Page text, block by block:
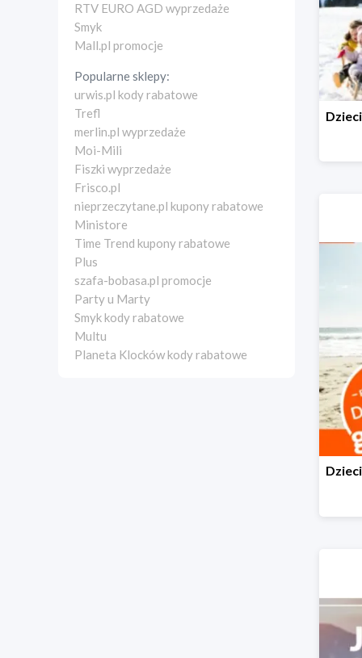
RTV EURO AGD wyprzedaże
Smyk
Mall.pl promocje
Popularne sklepy:
urwis.pl kody rabatowe
Trefl
merlin.pl wyprzedaże
Moi-Mili
Fiszki wyprzedaże
Frisco.pl
nieprzeczytane.pl kupony rabatowe
Ministore
Time Trend kupony rabatowe
Plus
szafa-bobasa.pl promocje
Party u Marty
Smyk kody rabatowe
Multu
Planeta Klocków kody rabatowe